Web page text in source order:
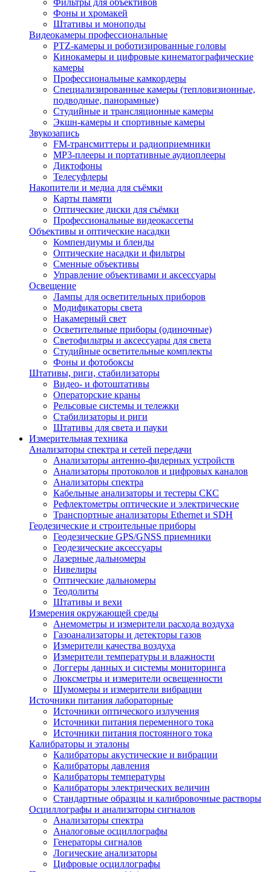
Фильтры для объективов
Фоны и хромакей
Штативы и моноподы
Видеокамеры профессиональные
PTZ-камеры и роботизированные головы
Кинокамеры и цифровые кинематографические
камеры
Профессиональные камкордеры
Специализированные камеры (тепловизионные,
подводные, панорамные)
Студийные и трансляционные камеры
Экшн-камеры и спортивные камеры
Звукозапись
FM-трансмиттеры и радиоприемники
MP3-плееры и портативные аудиоплееры
Диктофоны
Телесуфлеры
Накопители и медиа для съёмки
Карты памяти
Оптические диски для съёмки
Профессиональные видеокассеты
Объективы и оптические насадки
Компендиумы и бленды
Оптические насадки и фильтры
Сменные объективы
Управление объективами и аксессуары
Освещение
Лампы для осветительных приборов
Модификаторы света
Накамерный свет
Осветительные приборы (одиночные)
Светофильтры и аксессуары для света
Студийные осветительные комплекты
Фоны и фотобоксы
Штативы, риги, стабилизаторы
Видео- и фотоштативы
Операторские краны
Рельсовые системы и тележки
Стабилизаторы и риги
Штативы для света и пауки
Измерительная техника
Анализаторы спектра и сетей передачи
Анализаторы антенно-фидерных устройств
Анализаторы протоколов и цифровых каналов
Анализаторы спектра
Кабельные анализаторы и тестеры СКС
Рефлектометры оптические и электрические
Транспортные анализаторы Ethernet и SDH
Геодезические и строительные приборы
Геодезические GPS/GNSS приемники
Геодезические аксессуары
Лазерные дальномеры
Нивелиры
Оптические дальномеры
Теодолиты
Штативы и вехи
Измерения окружающей среды
Анемометры и измерители расхода воздуха
Газоанализаторы и детекторы газов
Измерители качества воздуха
Измерители температуры и влажности
Логгеры данных и системы мониторинга
Люксметры и измерители освещенности
Шумомеры и измерители вибрации
Источники питания лабораторные
Источники оптического излучения
Источники питания переменного тока
Источники питания постоянного тока
Калибраторы и эталоны
Калибраторы акустические и вибрации
Калибраторы давления
Калибраторы температуры
Калибраторы электрических величин
Стандартные образцы и калибровочные растворы
Осциллографы и анализаторы сигналов
Анализаторы спектра
Аналоговые осциллографы
Генераторы сигналов
Логические анализаторы
Цифровые осциллографы